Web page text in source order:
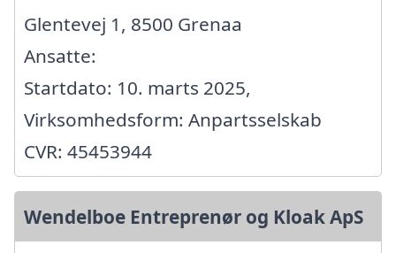
Glentevej 1, 8500 Grenaa
Ansatte:
Startdato: 10. marts 2025,
Virksomhedsform: Anpartsselskab
CVR: 45453944
Wendelboe Entreprenør og Kloak ApS